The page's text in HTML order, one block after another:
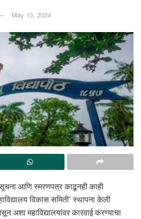
May 10, 2024
आणि स्मरणपत्र काढूनही काही
विकास समिती’ स्थापना केली
अशा महाविद्यालयांवर कारवाई करण्याचा